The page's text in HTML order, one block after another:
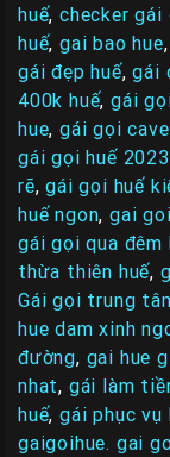
huế,checker gái
huế,gai bao hue
gái đẹp huế,gái
400k huế,gái
hue,gái gọi
gái gọi huế 2023
rẽ,gái gọi huế
huế ngon,gai
gái gọi qua đêm
thừa thiên huế,
Gái gọi trung
hue dam xinh
đường, gai hue
nhat, gái làm
huế,gái phục vụ
gaigoihue. gai